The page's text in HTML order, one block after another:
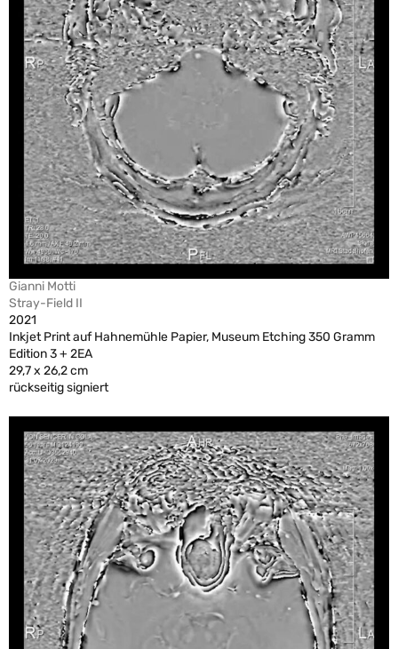
Gianni Motti
Stray-Field II
2021
Inkjet Print auf Hahnemühle Papier, Museum Etching 350 Gramm
Edition 3 + 2EA
29,7 x 26,2 cm
rückseitig signiert